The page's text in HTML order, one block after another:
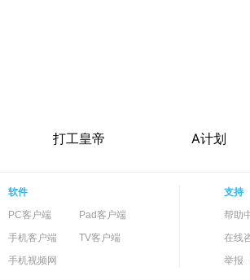
打工皇帝 A计划
软件
PC客户端
Pad客户端
手机客户端
TV客户端
手机视频网
支持
帮助
在线
举报